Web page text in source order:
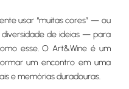
usar “muitas cores” — ou
de ideias — para
esse. O Art&Wine é um
um encontro em uma
e memórias duradouras.